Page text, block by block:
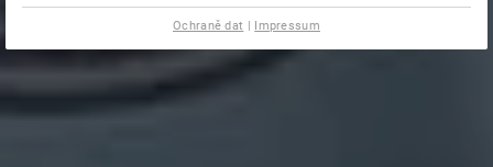
Ochraně dat | Impressum